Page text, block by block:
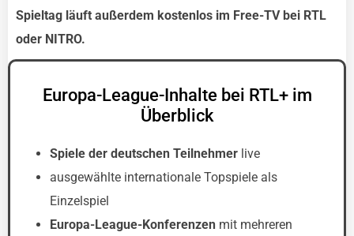
Spieltag läuft außerdem kostenlos im Free-TV bei RTL
oder NITRO.
Europa-League-Inhalte bei RTL+ im
Überblick
Spiele der deutschen Teilnehmer live
ausgewählte internationale Topspiele als
Einzelspiel
Europa-League-Konferenzen mit mehreren